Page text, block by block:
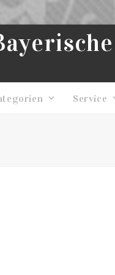
Service